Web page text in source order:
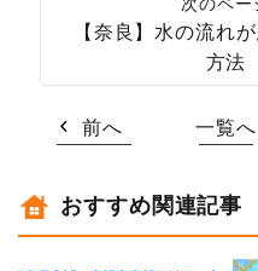
【奈良】水の流れ
方法
前へ 一覧へ
おすすめ関連記事